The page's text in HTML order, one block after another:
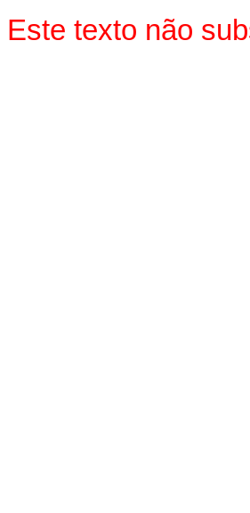
Este texto não